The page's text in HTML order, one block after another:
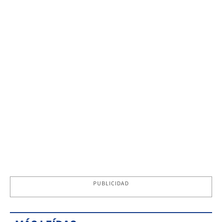
PUBLICIDAD